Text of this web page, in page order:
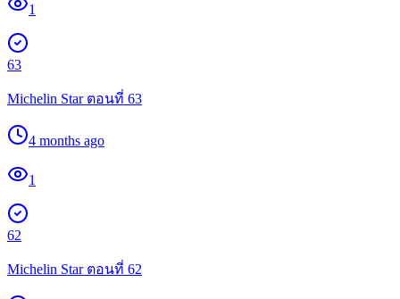
1
63
Michelin Star ตอนที่ 63
4 months ago
1
62
Michelin Star ตอนที่ 62